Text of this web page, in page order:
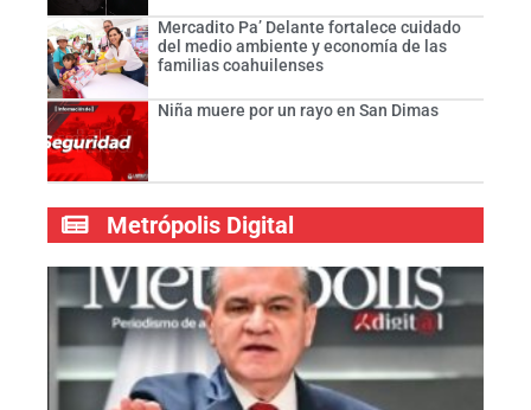
Mercadito Pa’ Delante fortalece cuidado
del medio ambiente y economía de las
familias coahuilenses
Niña muere por un rayo en San Dimas
Metrópolis Digital